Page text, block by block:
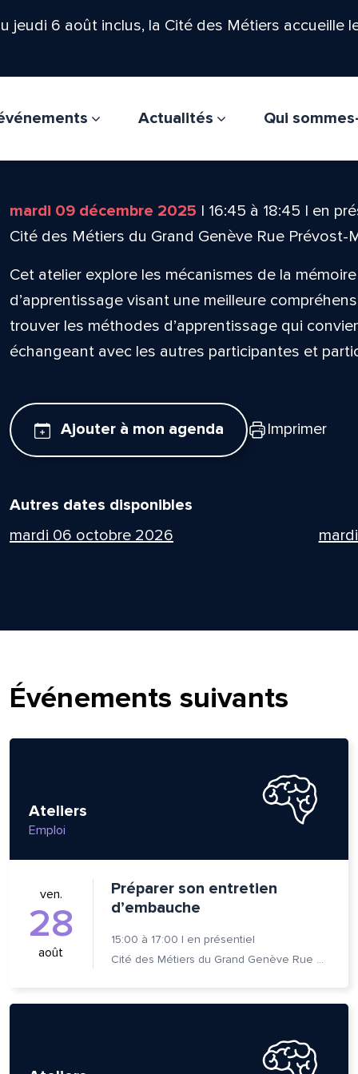
6 août inclus, la Cité des Métiers accueille
Actualités
Qui
mardi 09 décembre 2025 | 16:45 à 18:45 | en
Cité des Métiers du Grand Genève Rue Prévost-
Cet atelier explore les mécanismes de la
d’apprentissage visant une meilleure
trouver les méthodes d’apprentissage qui
échangeant avec les autres participantes et
Ajouter à mon agenda Imprimer
Autres dates disponibles
mardi 06 octobre 2026
Événements suivants
Ateliers
Emploi
ven.
28
août
Préparer son entretien
d’embauche
15:00 à 17:00 | en présentiel
Cité des Métiers du Grand Genève Rue Prévost-Martin 6 1205 Genève